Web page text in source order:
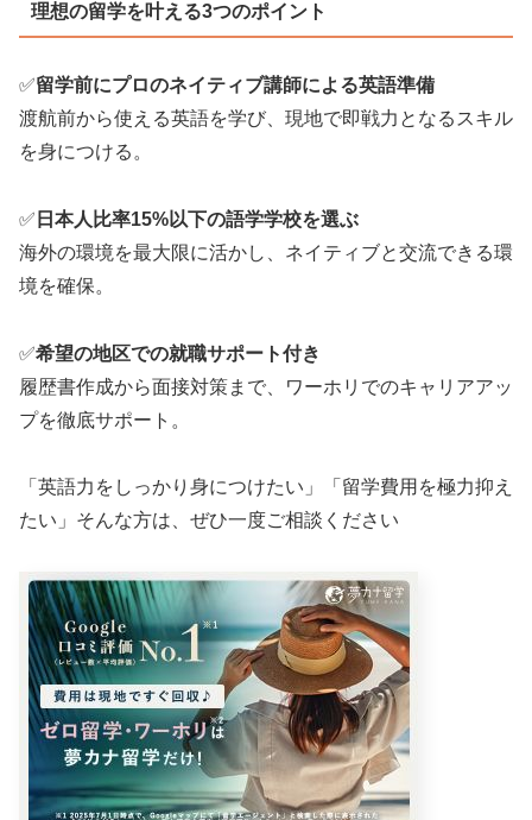
理想の留学を叶える3つのポイント
✅留学前にプロのネイティブ講師による英語準備
渡航前から使える英語を学び、現地で即戦力となるスキル
を身につける。
✅ 日本人比率15%以下の語学学校を選ぶ
海外の環境を最大限に活かし、ネイティブと交流できる環
境を確保。
✅希望の地区での就職サポート付き
履歴書作成から面接対策まで、ワーホリでのキャリアアッ
プを徹底サポート。
「英語力をしっかり身につけたい」「留学費用を極力抑え
たい」そんな方は、ぜひ一度ご相談ください